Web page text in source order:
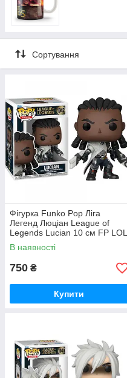
Сортування
Фігурка Funko Pop Ліга
Легенд Люціан League of
Legends Lucian 10 см FP LOL
L 1042
В наявності
750 ₴
Купити